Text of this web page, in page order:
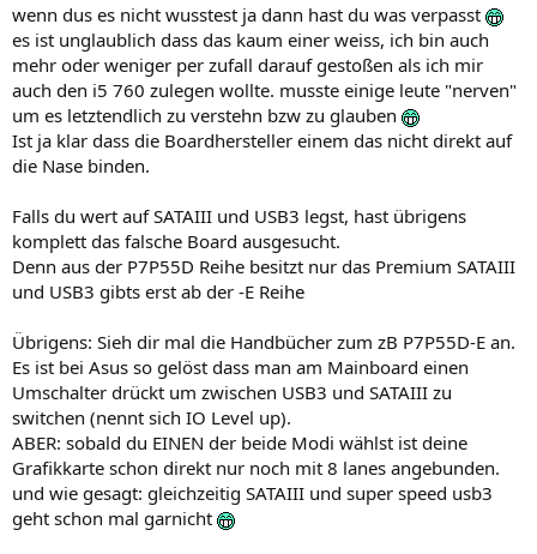
wenn dus es nicht wusstest ja dann hast du was verpasst
es ist unglaublich dass das kaum einer weiss, ich bin auch
mehr oder weniger per zufall darauf gestoßen als ich mir
auch den i5 760 zulegen wollte. musste einige leute "nerven"
um es letztendlich zu verstehn bzw zu glauben
Ist ja klar dass die Boardhersteller einem das nicht direkt auf
die Nase binden.
Falls du wert auf SATAIII und USB3 legst, hast übrigens
komplett das falsche Board ausgesucht.
Denn aus der P7P55D Reihe besitzt nur das Premium SATAIII
und USB3 gibts erst ab der -E Reihe
Übrigens: Sieh dir mal die Handbücher zum zB P7P55D-E an.
Es ist bei Asus so gelöst dass man am Mainboard einen
Umschalter drückt um zwischen USB3 und SATAIII zu
switchen (nennt sich IO Level up).
ABER: sobald du EINEN der beide Modi wählst ist deine
Grafikkarte schon direkt nur noch mit 8 lanes angebunden.
und wie gesagt: gleichzeitig SATAIII und super speed usb3
geht schon mal garnicht